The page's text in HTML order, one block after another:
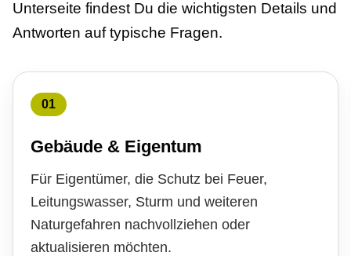
Unterseite findest Du die wichtigsten Details und
Antworten auf typische Fragen.
01
Gebäude & Eigentum
Für Eigentümer, die Schutz bei Feuer,
Leitungswasser, Sturm und weiteren
Naturgefahren nachvollziehen oder
aktualisieren möchten.